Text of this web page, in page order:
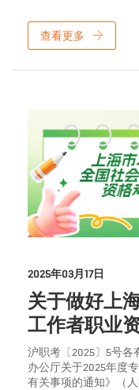
查看更多
2025年03月17日
关于做好上
工作者职业
沪职考〔2025〕5号
办公厅关于2025年度
有关事项的通知》（